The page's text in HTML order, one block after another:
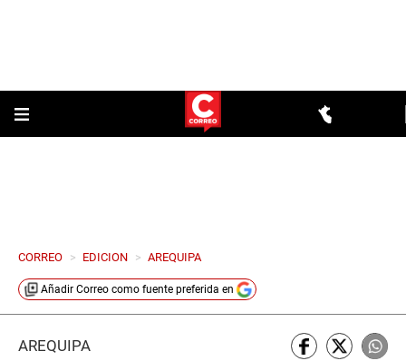
CORREO > EDICION > AREQUIPA
Añadir Correo como fuente preferida en
AREQUIPA